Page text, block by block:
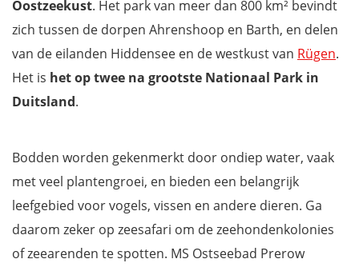
Oostzeekust. Het park van meer dan 800 km² bevindt
zich tussen de dorpen Ahrenshoop en Barth, en delen
van de eilanden Hiddensee en de westkust van Rügen.
Het is het op twee na grootste Nationaal Park in
Duitsland.
Bodden worden gekenmerkt door ondiep water, vaak
met veel plantengroei, en bieden een belangrijk
leefgebied voor vogels, vissen en andere dieren. Ga
daarom zeker op zeesafari om de zeehondenkolonies
of zeearenden te spotten. MS Ostseebad Prerow